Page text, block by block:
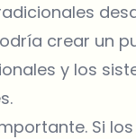
crear un
y los
Si